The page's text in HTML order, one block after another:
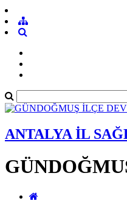
ANTALYA İL